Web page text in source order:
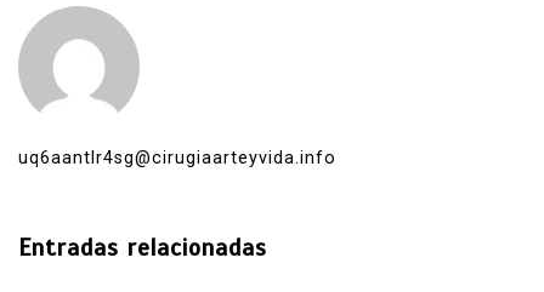
uq6aantlr4sg@cirugiaarteyvida.info
Entradas relacionadas